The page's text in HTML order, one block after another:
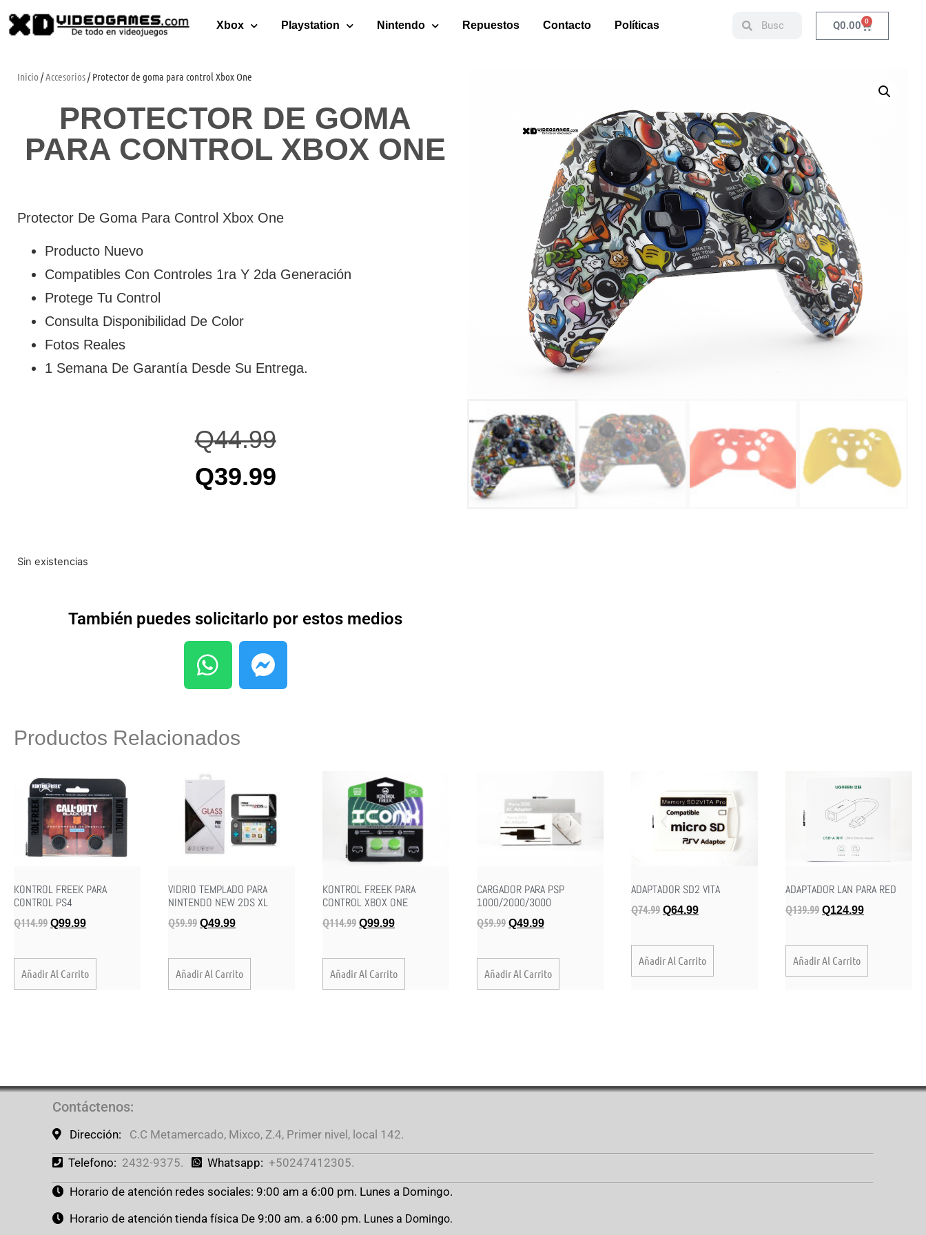
Xbox Playstation Nintendo Repuestos Contacto Políticas Q0.00 0
Inicio /Accesorios/ Protector de goma para control Xbox One
PROTECTOR DE GOMA
PARA CONTROL XBOX ONE
Protector De Goma Para Control Xbox One
Producto Nuevo
Compatibles Con Controles 1ra Y 2da Generación
Protege Tu Control
Consulta Disponibilidad De Color
Fotos Reales
1 Semana De Garantía Desde Su Entrega.
Q44.99
Q39.99
Sin existencias
También puedes solicitarlo por estos medios
Productos Relacionados
KONTROL FREEK PARA
CONTROL PS4
Q114.99 Q99.99
Añadir Al Carrito
VIDRIO TEMPLADO PARA
NINTENDO NEW 2DS XL
Q59.99 Q49.99
Añadir Al Carrito
KONTROL FREEK PARA
CONTROL XBOX ONE
Q114.99 Q99.99
Añadir Al Carrito
CARGADOR PARA PSP
1000/2000/3000
Q59.99 Q49.99
Añadir Al Carrito
ADAPTADOR SD2 VITA
Q74.99 Q64.99
Añadir Al Carrito
ADAPTADOR LAN PARA RED
Q139.99 Q124.99
Añadir Al Carrito
Contáctenos:
Dirección: C.C Metamercado, Mixco, Z.4, Primer nivel, local 142.
Telefono: 2432-9375. Whatsapp: +50247412305.
Horario de atención redes sociales: 9:00 am a 6:00 pm. Lunes a Domingo.
Horario de atención tienda física De 9:00 am. a 6:00 pm. Lunes a Domingo.